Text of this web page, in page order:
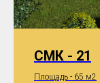
СМК - 21
Площадь - 65 м2